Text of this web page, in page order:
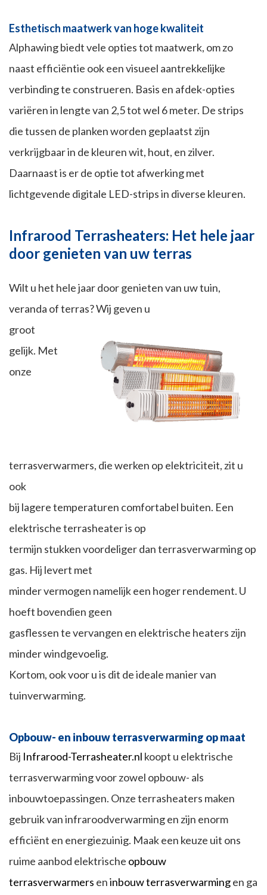
Esthetisch maatwerk van hoge kwaliteit
Alphawing biedt vele opties tot maatwerk, om zo
naast efficiëntie ook een visueel aantrekkelijke
verbinding te construeren. Basis en afdek-opties
variëren in lengte van 2,5 tot wel 6 meter. De strips
die tussen de planken worden geplaatst zijn
verkrijgbaar in de kleuren wit, hout, en zilver.
Daarnaast is er de optie tot afwerking met
lichtgevende digitale LED-strips in diverse kleuren.
Infrarood Terrasheaters: Het hele jaar
door genieten van uw terras
Wilt u het hele jaar door genieten van uw tuin,
veranda of terras? Wij geven u
groot
gelijk. Met
onze
terrasverwarmers, die werken op elektriciteit, zit u
ook
bij lagere temperaturen comfortabel buiten. Een
elektrische terrasheater is op
termijn stukken voordeliger dan terrasverwarming op
gas. Hij levert met
minder vermogen namelijk een hoger rendement. U
hoeft bovendien geen
gasflessen te vervangen en elektrische heaters zijn
minder windgevoelig.
Kortom, ook voor u is dit de ideale manier van
tuinverwarming.
Opbouw- en inbouw terrasverwarming op maat
Bij Infrarood-Terrasheater.nl koopt u elektrische
terrasverwarming voor zowel opbouw- als
inbouwtoepassingen. Onze terrasheaters maken
gebruik van infraroodverwarming en zijn enorm
efficiënt en energiezuinig. Maak een keuze uit ons
ruime aanbod elektrische opbouw
terrasverwarmers eninbouw terrasverwarmingen ga